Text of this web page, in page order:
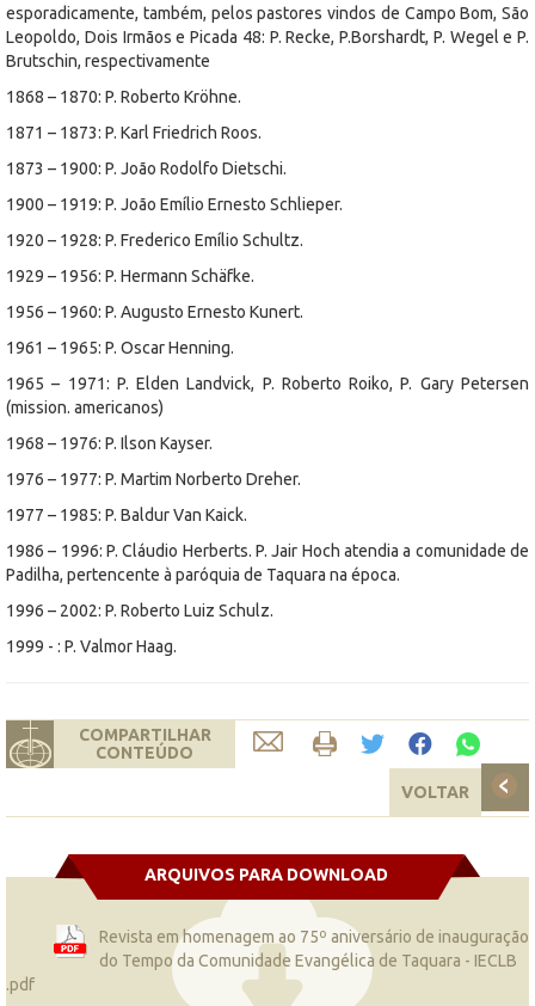
esporadicamente, também, pelos pastores vindos de Campo Bom, São
Leopoldo, Dois Irmãos e Picada 48: P. Recke, P.Borshardt, P. Wegel e P.
Brutschin, respectivamente
1868 – 1870: P. Roberto Kröhne.
1871 – 1873: P. Karl Friedrich Roos.
1873 – 1900: P. João Rodolfo Dietschi.
1900 – 1919: P. João Emílio Ernesto Schlieper.
1920 – 1928: P. Frederico Emílio Schultz.
1929 – 1956: P. Hermann Schäfke.
1956 – 1960: P. Augusto Ernesto Kunert.
1961 – 1965: P. Oscar Henning.
1965 – 1971: P. Elden Landvick, P. Roberto Roiko, P. Gary Petersen
(mission. americanos)
1968 – 1976: P. Ilson Kayser.
1976 – 1977: P. Martim Norberto Dreher.
1977 – 1985: P. Baldur Van Kaick.
1986 – 1996: P. Cláudio Herberts. P. Jair Hoch atendia a comunidade de
Padilha, pertencente à paróquia de Taquara na época.
1996 – 2002: P. Roberto Luiz Schulz.
1999 - : P. Valmor Haag.
COMPARTILHAR
CONTEÚDO
VOLTAR
ARQUIVOS PARA DOWNLOAD
Revista em homenagem ao 75º aniversário de inauguração
do Tempo da Comunidade Evangélica de Taquara - IECLB
.pdf